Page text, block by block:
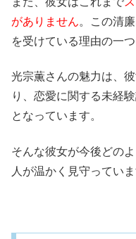
がありません。この清
を受けている理由の一
光宗薫さんの魅力は、
り、恋愛に関する未経
となっています。
そんな彼女が今後どの
人が温かく見守っていま